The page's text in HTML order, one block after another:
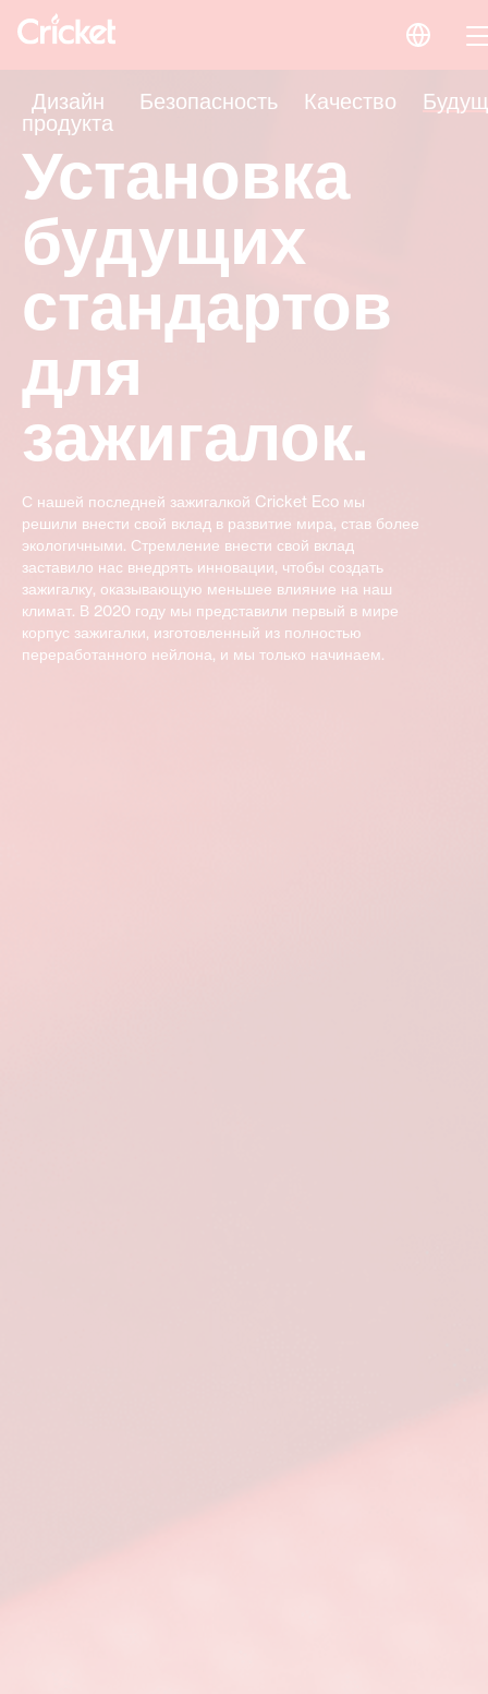
Дизайн
продукта
Безопасность Качество
Установка
будущих
стандартов
для
зажигалок.
С нашей последней зажигалкой Cricket Eco мы
решили внести свой вклад в развитие мира, став более
экологичными. Стремление внести свой вклад
заставило нас внедрять инновации, чтобы создать
зажигалку, оказывающую меньшее влияние на наш
климат. В 2020 году мы представили первый в мире
корпус зажигалки, изготовленный из полностью
переработанного нейлона, и мы только начинаем.